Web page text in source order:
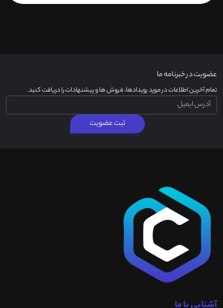
عضویت در خبرنامه ما
تمام آخرین اطلاعات در مورد رویدادها، فروش ها و پیشنهادات را دریافت کنید.
ثبت عضویت